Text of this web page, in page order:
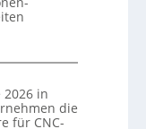
2026 in
die
für CNC-